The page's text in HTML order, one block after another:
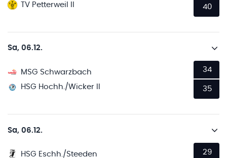
TV Petterweil II
40
Sa, 06.12.
MSG Schwarzbach
HSG Hochh./Wicker II
34
35
Sa, 06.12.
HSG Eschh./Steeden
29